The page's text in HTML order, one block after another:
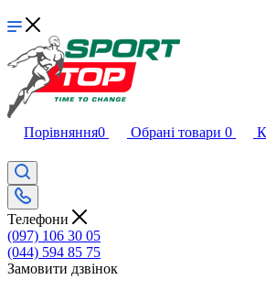
Порівняння0 Обрані товари 0
Телефони
(097) 106 30 05
(044) 594 85 75
Замовити дзвінок